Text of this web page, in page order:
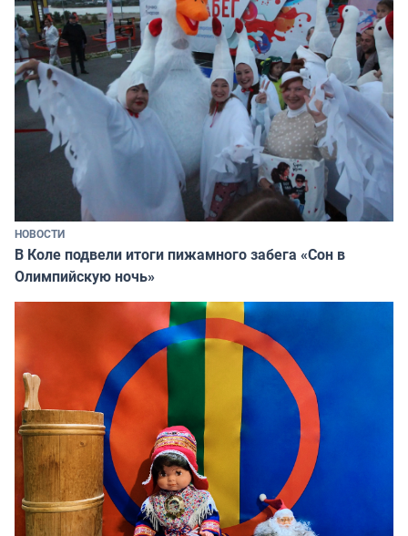
НОВОСТИ
В Коле подвели итоги пижамного забега «Сон в
Олимпийскую ночь»